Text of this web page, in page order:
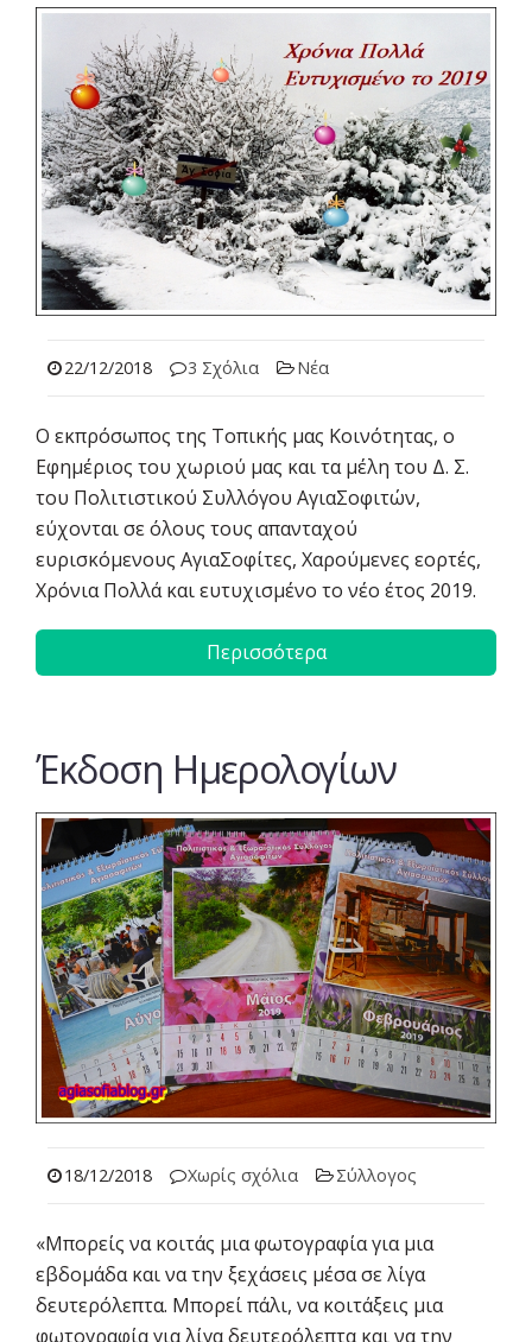
22/12/2018 3 Σχόλια Νέα
Ο εκπρόσωπος της Τοπικής μας Κοινότητας, ο
Εφημέριος του χωριού μας και τα μέλη του Δ. Σ.
του Πολιτιστικού Συλλόγου ΑγιαΣοφιτών,
εύχονται σε όλους τους απανταχού
ευρισκόμενους ΑγιαΣοφίτες, Χαρούμενες εορτές,
Χρόνια Πολλά και ευτυχισμένο το νέο έτος 2019.
Περισσότερα
Έκδοση Ημερολογίων
18/12/2018 Χωρίς σχόλια Σύλλογος
«Μπορείς να κοιτάς μια φωτογραφία για μια
εβδομάδα και να την ξεχάσεις μέσα σε λίγα
δευτερόλεπτα. Μπορεί πάλι, να κοιτάξεις μια
φωτογραφία για λίγα δευτερόλεπτα και να την